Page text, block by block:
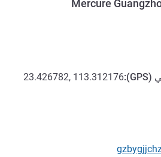
Mercure
(
GPS
):
23.426782, 113.312176